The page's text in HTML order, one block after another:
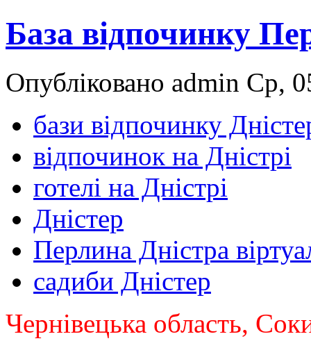
База відпочинку
Опубліковано admin Ср,
бази відпочинку
відпочинок на Дністрі
готелі на Дністрі
Дністер
Перлина Дністра
садиби Дністер
Чернівецька область,